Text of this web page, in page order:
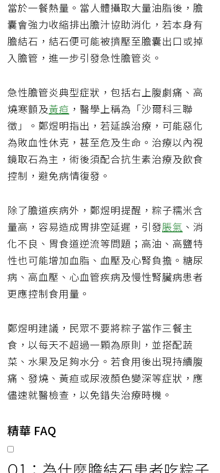
當於一餐熱量。當人體攝取大量油脂後，膽
囊會強力收縮排出膽汁協助消化，若本身有
膽結石，結石便可能被擠壓至膽囊出口或掉
入膽管，進一步引發急性膽管炎。
急性膽管炎典型症狀，包括右上腹劇痛、高
燒寒顫及黃疸 ，醫學上稱為「沙爾科三聯
徵」。鄭煜明指出，若延誤治療，可能惡化
為敗血性休克，甚至危及生命。治療以內視
鏡取石為主，術後須配合抗生素治療及飲食
控制，避免病情復發。
除了膽道疾病外，鄭煜明提醒，粽子糯米含
量高，容易造成胃排空延遲，引發脹氣 、消
化不良、胃食道逆流等問題；高油、高鹽特
性也可能增加血脂、血壓及心腎負擔。糖尿
病、高血壓、心血管疾病及慢性腎臟病患者
更應控制食用量。
鄭煜明建議，民眾不要將粽子當作三餐主
食，以每天不超過一顆為原則，並搭配蔬
菜、水果及足夠水分。若食用後出現持續腹
痛、發燒、黃疸或尿液顏色變深等症狀，應
儘速就醫檢查，以免錯失治療時機。
精華 FAQ